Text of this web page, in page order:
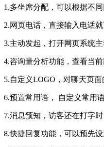
1.多坐席分配，可以根据不
2.网页电话，直接输入电话
3.主动发起，打开网页系统
4.咨询量分析功能，查看当
5.自定义LOGO，对聊天页
6.预置常用语， 自定义常用
7.消息预知，访客还在打字
8.快捷回复功能，可以预先